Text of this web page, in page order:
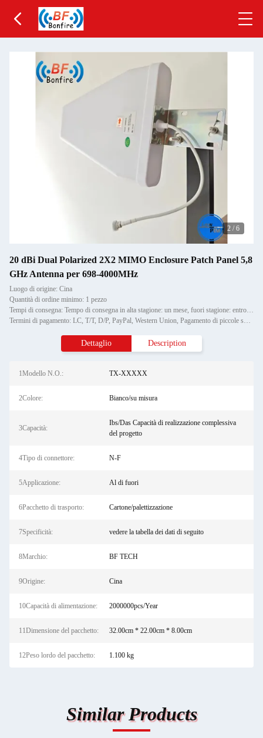
2 / 6
20 dBi Dual Polarized 2X2 MIMO Enclosure Patch Panel 5,8
GHz Antenna per 698-4000MHz
Luogo di origine: Cina
Quantità di ordine minimo: 1 pezzo
Tempi di consegna: Tempo di consegna in alta stagione: un mese, fuori stagione: entro 15 giorni lavorativi
Termini di pagamento: LC, T/T, D/P, PayPal, Western Union, Pagamento di piccole somme, Money Gram
Dettaglio Description
1Modello N.O.: TX-XXXXX
2Colore: Bianco/su misura
3Capacità:
Ibs/Das Capacità di realizzazione complessiva
del progetto
4Tipo di connettore: N-F
5Applicazione: Al di fuori
6Pacchetto di trasporto: Cartone/palettizzazione
7Specificità: vedere la tabella dei dati di seguito
8Marchio: BF TECH
9Origine: Cina
10Capacità di alimentazione: 2000000pcs/Year
11Dimensione del pacchetto: 32.00cm * 22.00cm * 8.00cm
12Peso lordo del pacchetto: 1.100 kg
Similar Products